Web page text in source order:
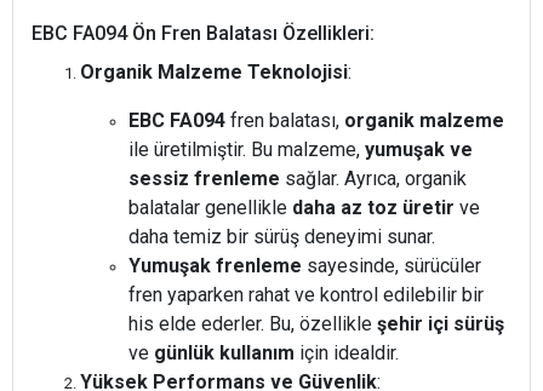
EBC FA094 Ön Fren Balatası Özellikleri:
Organik Malzeme Teknolojisi:
EBC FA094 fren balatası, organik malzeme
ile üretilmiştir. Bu malzeme, yumuşak ve
sessiz frenleme sağlar. Ayrıca, organik
balatalar genellikle daha az toz üretir ve
daha temiz bir sürüş deneyimi sunar.
Yumuşak frenleme sayesinde, sürücüler
fren yaparken rahat ve kontrol edilebilir bir
his elde ederler. Bu, özellikle şehir içi sürüş
ve günlük kullanım için idealdir.
Yüksek Performans ve Güvenlik: